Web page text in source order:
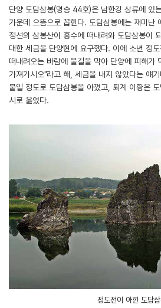
단양 도담삼봉(명승 44호)은 남한강 상류에 있
가운데 으뜸으로 꼽힌다. 도담삼봉에는 재미난
정선의 삼봉산이 홍수에 떠내려와 도담삼봉이
대한 세금을 단양현에 요구했다. 이에 소년 정
떠내려오는 바람에 물길을 막아 단양에 피해가
가져가시오"라고 해, 세금을 내지 않았다는 얘
붙일 정도로 도담삼봉을 아꼈고, 퇴계 이황은
시로 읊었다.
정도전이 아낀 도담